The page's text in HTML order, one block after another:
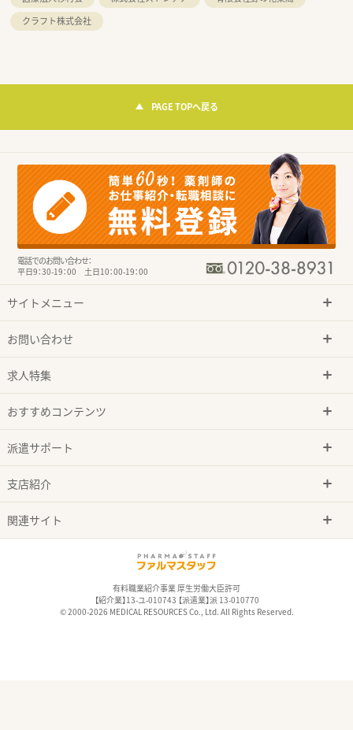
クラフト株式会社
PAGE TOPへ戻る
電話でのお問い合わせ：
平日9：30-19：00 土日10：00-19：00
サイトメニュー
お問い合わせ
求人特集
おすすめコンテンツ
派遣サポート
支店紹介
関連サイト
有料職業紹介事業 厚生労働大臣許可
【紹介業】13-ユ-010743 【派遣業】派 13-010770
© 2000-2026 MEDICAL RESOURCES Co., Ltd. All Rights Reserved.